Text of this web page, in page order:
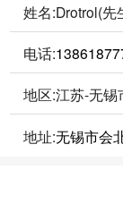
姓名:Drotrol(先
电话:
地区:江苏-无锡
地址:无锡市会